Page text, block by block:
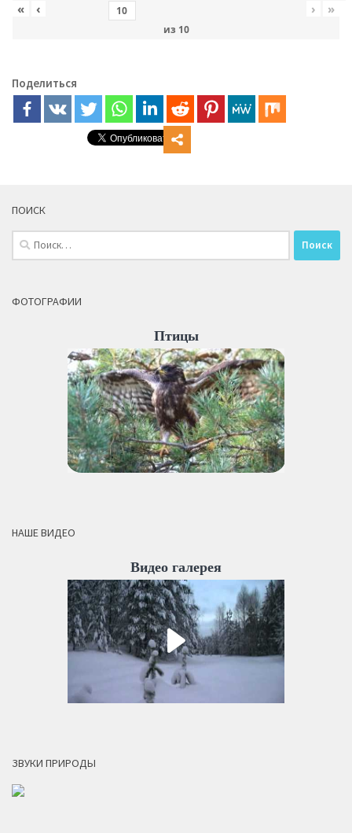
«
‹
из 10
› »
Поделиться
ПОИСК
Найти:
ФОТОГРАФИИ
Птицы
НАШЕ ВИДЕО
Видео галерея
ЗВУКИ ПРИРОДЫ